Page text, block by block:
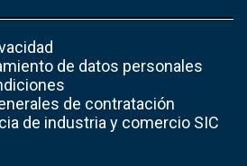
de datos personales
de contratación
de industria y comercio SIC